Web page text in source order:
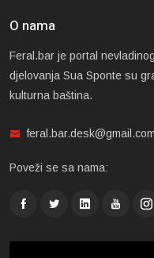
O nama
Feral.bar je portal
djelovanja Sua Sponte su
kulturna baština.
feral.bar.desk@gmail.com
Poveži se sa nama: